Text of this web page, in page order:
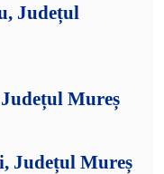
Județul
Mureș
Județul Mureș